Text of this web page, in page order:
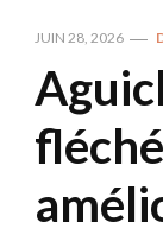
JUIN 28, 2026